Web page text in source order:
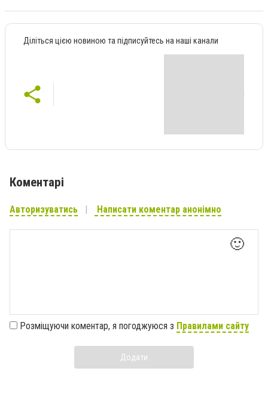
Діліться цією новиною та підписуйтесь на наші канали
Коментарі
Авторизуватись Написати коментар анонімно
🙂
Розміщуючи коментар, я погоджуюся з Правилами сайту
Додати